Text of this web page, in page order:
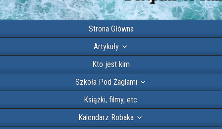
Strona Główna
Artykuły
Kto jest kim
Szkoła Pod Żaglami
Książki, filmy, etc.
Kalendarz Robaka